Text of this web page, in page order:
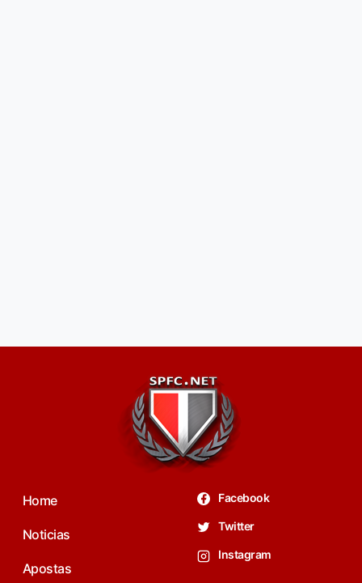
Home
Noticias
Apostas
Facebook
Twitter
Instagram